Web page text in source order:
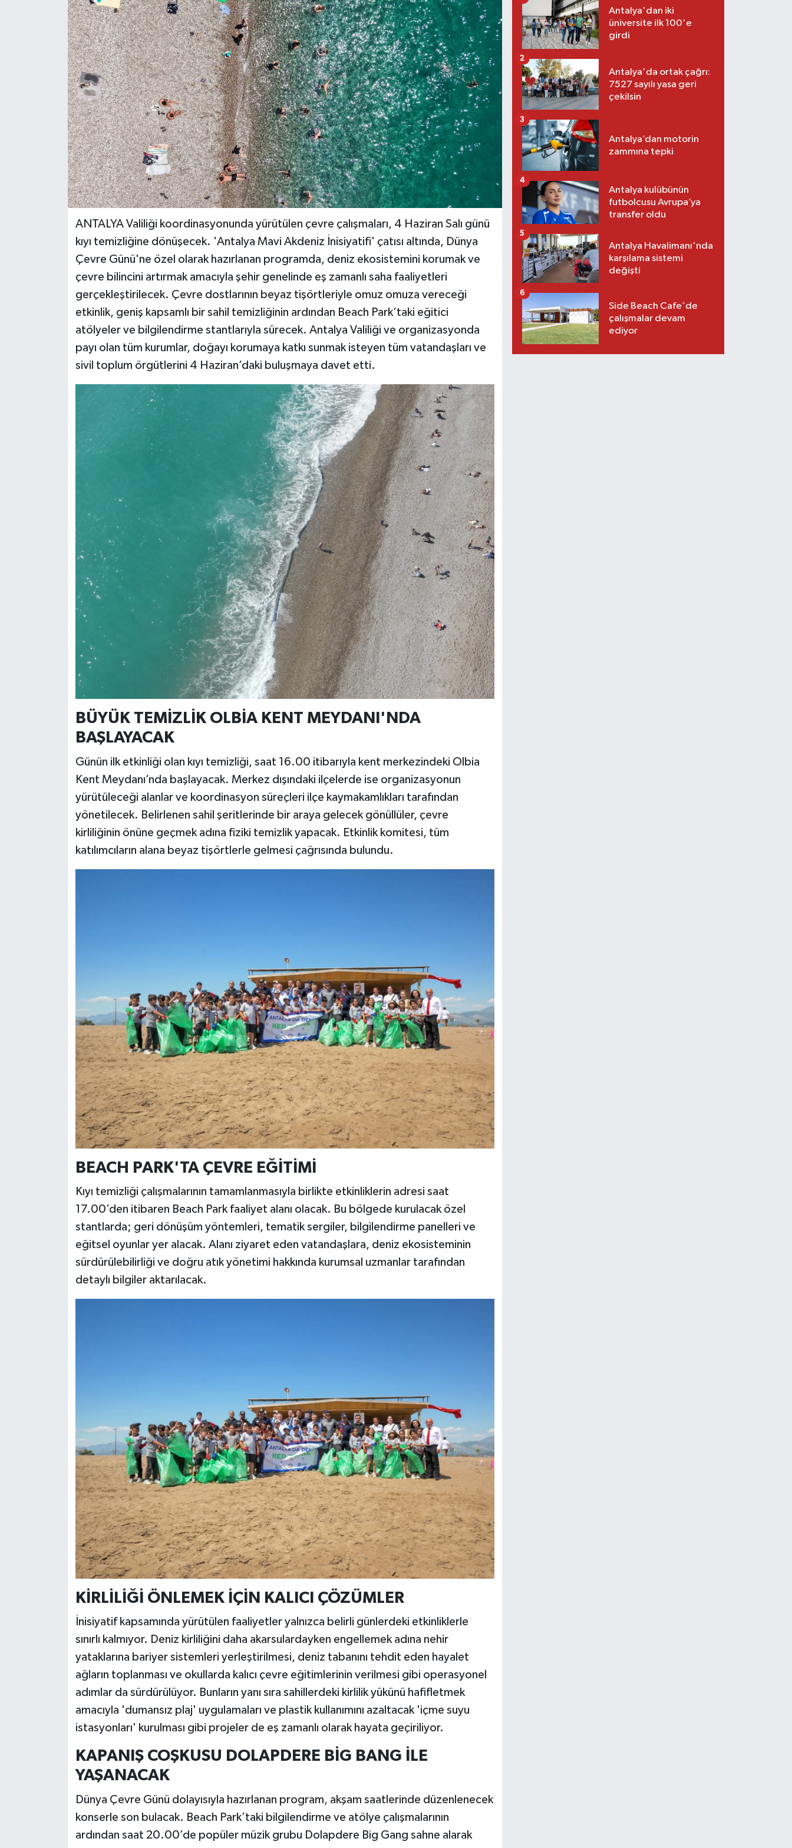
ANTALYA Valiliği koordinasyonunda yürütülen çevre çalışmaları, 4 Haziran Salı günü
kıyı temizliğine dönüşecek. 'Antalya Mavi Akdeniz İnisiyatifi' çatısı altında, Dünya
Çevre Günü'ne özel olarak hazırlanan programda, deniz ekosistemini korumak ve
çevre bilincini artırmak amacıyla şehir genelinde eş zamanlı saha faaliyetleri
gerçekleştirilecek. Çevre dostlarının beyaz tişörtleriyle omuz omuza vereceği
etkinlik, geniş kapsamlı bir sahil temizliğinin ardından Beach Park’taki eğitici
atölyeler ve bilgilendirme stantlarıyla sürecek. Antalya Valiliği ve organizasyonda
payı olan tüm kurumlar, doğayı korumaya katkı sunmak isteyen tüm vatandaşları ve
sivil toplum örgütlerini 4 Haziran’daki buluşmaya davet etti.
BÜYÜK TEMİZLİK OLBİA KENT MEYDANI'NDA
BAŞLAYACAK
Günün ilk etkinliği olan kıyı temizliği, saat 16.00 itibarıyla kent merkezindeki Olbia
Kent Meydanı’nda başlayacak. Merkez dışındaki ilçelerde ise organizasyonun
yürütüleceği alanlar ve koordinasyon süreçleri ilçe kaymakamlıkları tarafından
yönetilecek. Belirlenen sahil şeritlerinde bir araya gelecek gönüllüler, çevre
kirliliğinin önüne geçmek adına fiziki temizlik yapacak. Etkinlik komitesi, tüm
katılımcıların alana beyaz tişörtlerle gelmesi çağrısında bulundu.
BEACH PARK'TA ÇEVRE EĞİTİMİ
Kıyı temizliği çalışmalarının tamamlanmasıyla birlikte etkinliklerin adresi saat
17.00’den itibaren Beach Park faaliyet alanı olacak. Bu bölgede kurulacak özel
stantlarda; geri dönüşüm yöntemleri, tematik sergiler, bilgilendirme panelleri ve
eğitsel oyunlar yer alacak. Alanı ziyaret eden vatandaşlara, deniz ekosisteminin
sürdürülebilirliği ve doğru atık yönetimi hakkında kurumsal uzmanlar tarafından
detaylı bilgiler aktarılacak.
KİRLİLİĞİ ÖNLEMEK İÇİN KALICI ÇÖZÜMLER
İnisiyatif kapsamında yürütülen faaliyetler yalnızca belirli günlerdeki etkinliklerle
sınırlı kalmıyor. Deniz kirliliğini daha akarsulardayken engellemek adına nehir
yataklarına bariyer sistemleri yerleştirilmesi, deniz tabanını tehdit eden hayalet
ağların toplanması ve okullarda kalıcı çevre eğitimlerinin verilmesi gibi operasyonel
adımlar da sürdürülüyor. Bunların yanı sıra sahillerdeki kirlilik yükünü hafifletmek
amacıyla 'dumansız plaj' uygulamaları ve plastik kullanımını azaltacak 'içme suyu
istasyonları' kurulması gibi projeler de eş zamanlı olarak hayata geçiriliyor.
KAPANIŞ COŞKUSU DOLAPDERE BİG BANG İLE
YAŞANACAK
Dünya Çevre Günü dolayısıyla hazırlanan program, akşam saatlerinde düzenlenecek
konserle son bulacak. Beach Park’taki bilgilendirme ve atölye çalışmalarının
ardından saat 20.00’de popüler müzik grubu Dolapdere Big Gang sahne alarak
Antalya'dan iki
üniversite ilk 100'e
girdi
Antalya'da ortak çağrı:
7527 sayılı yasa geri
çekilsin
2
Antalya’dan motorin
zammına tepki
3
Antalya kulübünün
futbolcusu Avrupa’ya
transfer oldu
4
Antalya Havalimanı'nda
karşılama sistemi
değişti
5
Side Beach Cafe'de
çalışmalar devam
ediyor
6
EĞİTİM
TURİZM
RÖPORTAJ
VİDEO HABERLER
YAZARLAR
RESMİ İLAN